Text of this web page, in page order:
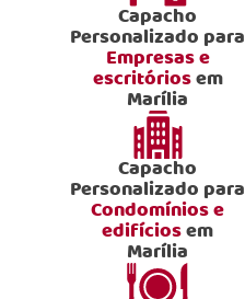
Capacho
Personalizado para
Empresas e
escritóriosem
Marília
Capacho
Personalizado para
Condomínios e
edifíciosem
Marília